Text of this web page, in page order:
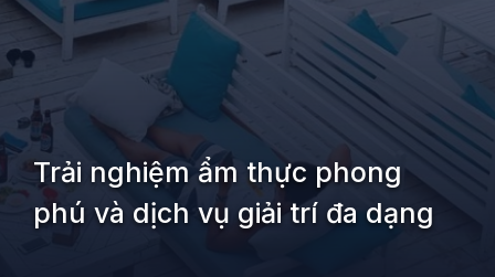
Trải nghiệm ẩm thực phong
phú và dịch vụ giải trí đa dạng